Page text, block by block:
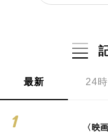
最新 24
〈映